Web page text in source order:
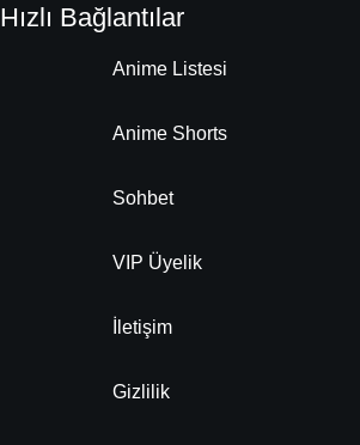
Hızlı Bağlantılar
Anime Listesi
Anime Shorts
Sohbet
VIP Üyelik
İletişim
Gizlilik